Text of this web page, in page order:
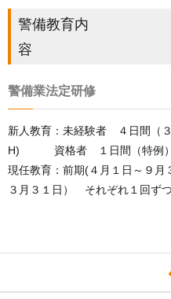
警備教育内
警備業法定研修
新人教育：未経験者 ４日
H) 資格者 １日間（特例）
現任教育：前期(４月１日～
３月３１日） それぞれ１回